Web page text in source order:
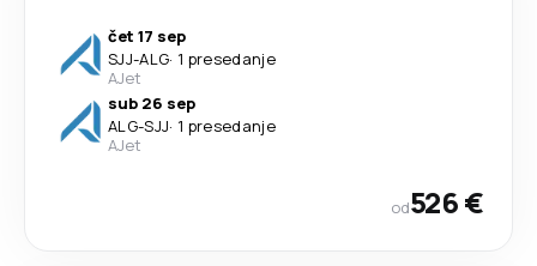
čet 17 sep
SJJ-ALG· 1 presedanje
AJet
sub 26 sep
ALG-SJJ· 1 presedanje
AJet
od526 €